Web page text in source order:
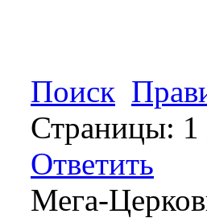
Поиск
Страницы: 1
Ответить
Мега-